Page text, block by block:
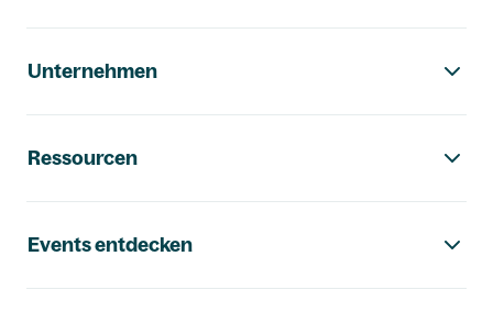
Unternehmen
Ressourcen
Events entdecken